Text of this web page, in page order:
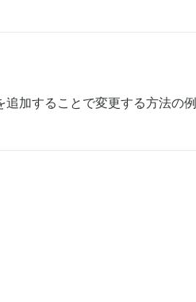
加することで変更する方法の例